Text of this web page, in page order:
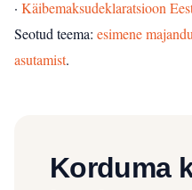
· Käibemaksudeklaratsioon
Seotud teema: esimene
asutamist.
Korduma